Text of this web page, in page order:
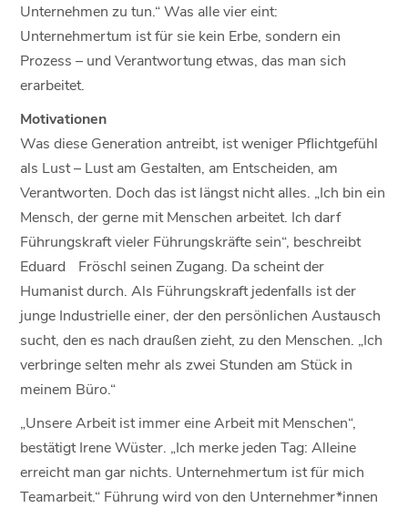
Unternehmen zu tun.“ Was alle vier eint:
Unternehmertum ist für sie kein Erbe, sondern ein
Prozess – und Verantwortung etwas, das man sich
erarbeitet.
Motivationen
Was diese Generation antreibt, ist weniger Pflichtgefühl
als Lust – Lust am Gestalten, am Entscheiden, am
Verantworten. Doch das ist längst nicht alles. „Ich bin ein
Mensch, der gerne mit Menschen arbeitet. Ich darf
Führungskraft vieler Führungskräfte sein“, beschreibt
Eduard Fröschl seinen Zugang. Da scheint der
Humanist durch. Als Führungskraft jedenfalls ist der
junge Industrielle einer, der den persönlichen Austausch
sucht, den es nach draußen zieht, zu den Menschen. „Ich
verbringe selten mehr als zwei Stunden am Stück in
meinem Büro.“
„Unsere Arbeit ist immer eine Arbeit mit Menschen“,
bestätigt Irene Wüster. „Ich merke jeden Tag: Alleine
erreicht man gar nichts. Unternehmertum ist für mich
Teamarbeit.“ Führung wird von den Unternehmer*innen